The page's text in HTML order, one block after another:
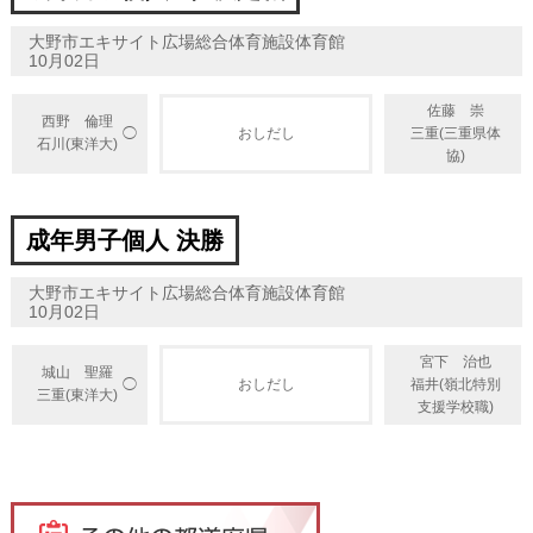
大野市エキサイト広場総合体育施設体育館
10月02日
西野 倫理
石川(東洋大)
◯ おしだし
佐藤 崇
三重(三重県体
協)
成年男子個人 決勝
大野市エキサイト広場総合体育施設体育館
10月02日
城山 聖羅
三重(東洋大)
◯ おしだし
宮下 治也
福井(嶺北特別
支援学校職)